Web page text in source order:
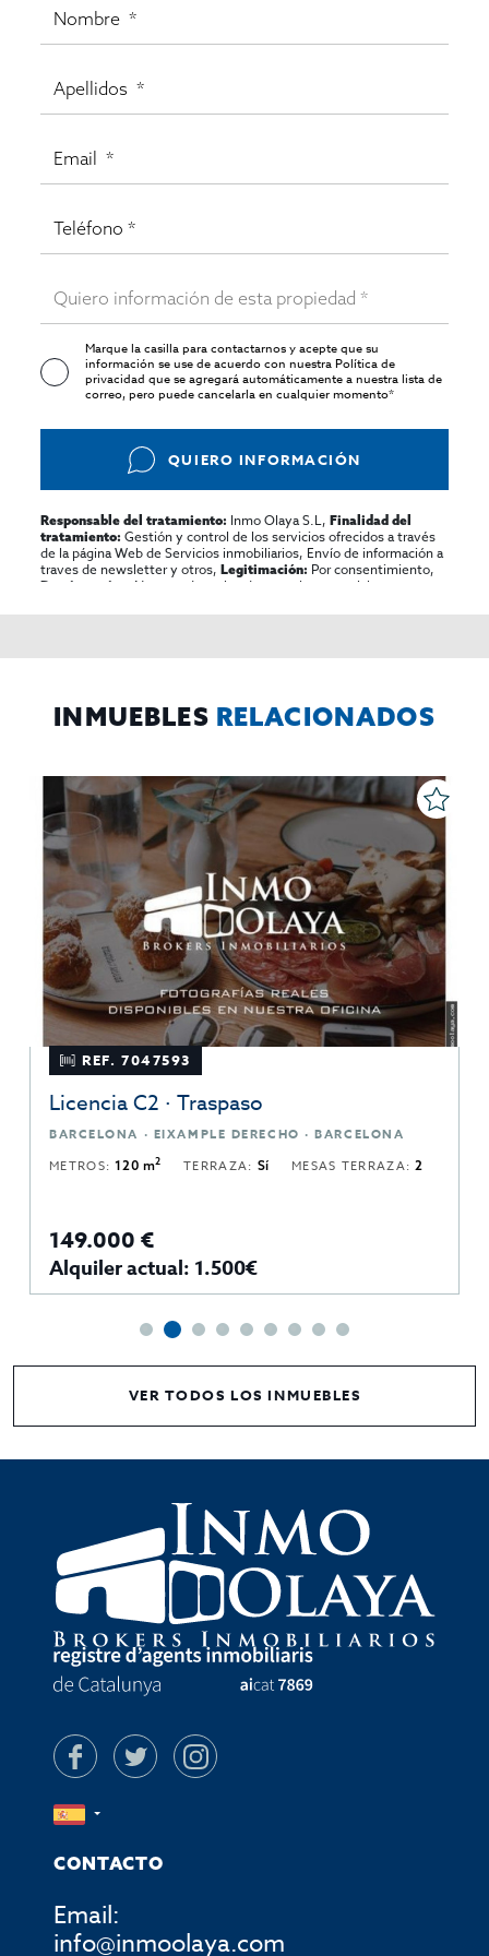
Marque la casilla para contactarnos y acepte que su
información se use de acuerdo con nuestraPolítica de
privacidadque se agregará automáticamente a nuestra lista de
correo, pero puede cancelarla en cualquier momento*
QUIERO INFORMACIÓN
Responsable del tratamiento: Inmo Olaya S.L,Finalidad del
tratamiento: Gestión y control de los servicios ofrecidos a través
de la página Web de Servicios inmobiliarios, Envío de información a
traves de newsletter y otros,Legitimación: Por consentimiento,
Destinatarios:
No se cederan los datos, salvo para elaborar
rectificar y suprimir los datos, solicitar la portabilidad de los
INMUEBLES RELACIONADOS
REF. 7047593
Licencia C2 · Traspaso
BARCELONA · EIXAMPLE DERECHO · BARCELONA
METROS:120 m2 TERRAZA: Sí MESAS TERRAZA:2
149.000 €
Alquiler actual: 1.500€
VER TODOS LOS INMUEBLES
CONTACTO
Email:
info@inmoolaya.com